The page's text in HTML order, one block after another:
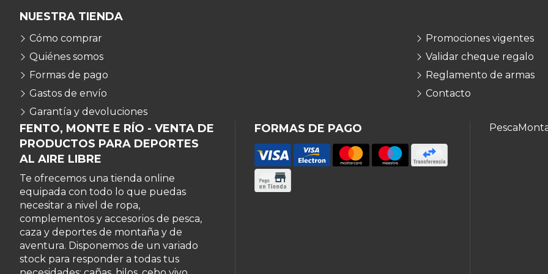
FENTO, MONTE E RÍO - VENTA DE
PRODUCTOS PARA DEPORTES
AL AIRE LIBRE
Te ofrecemos una tienda online
equipada con todo lo que puedas
necesitar a nivel de ropa,
complementos y accesorios de pesca,
caza y deportes de montaña y de
aventura. Disponemos de un variado
stock para responder a todas tus
FORMAS DE PAGO
NUESTRA TIENDA
Cómo comprar
Quiénes somos
Formas de pago
Gastos de envío
Garantía y devoluciones
Promociones vigentes
Validar cheque regalo
Reglamento de armas
Contacto
Pesca